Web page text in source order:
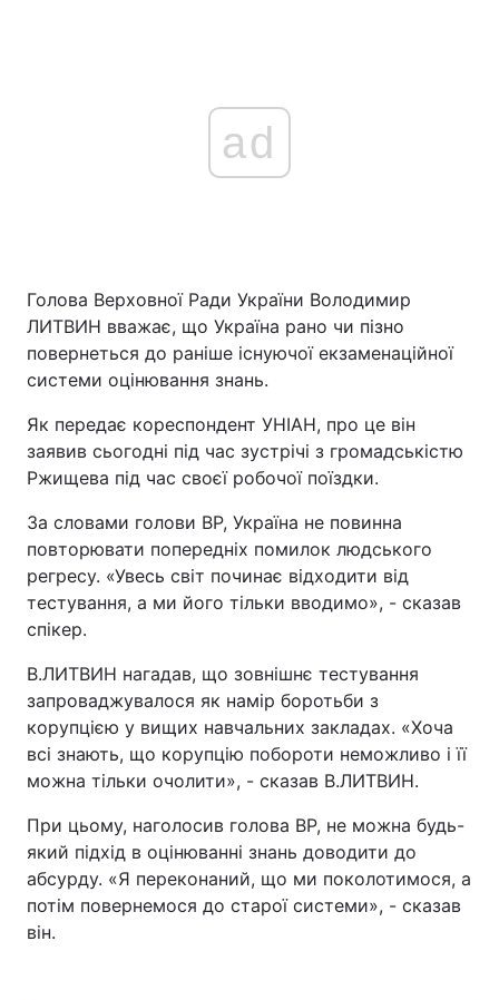
ad
Голова Верховної Ради України Володимир
ЛИТВИН вважає, що Україна рано чи пізно
повернеться до раніше існуючої екзаменаційної
системи оцінювання знань.
Як передає кореспондент УНІАН, про це він
заявив сьогодні під час зустрічі з громадськістю
Ржищева під час своєї робочої поїздки.
За словами голови ВР, Україна не повинна
повторювати попередніх помилок людського
регресу. «Увесь світ починає відходити від
тестування, а ми його тільки вводимо», - сказав
спікер.
В.ЛИТВИН нагадав, що зовнішнє тестування
запроваджувалося як намір боротьби з
корупцією у вищих навчальних закладах. «Хоча
всі знають, що корупцію побороти неможливо і її
можна тільки очолити», - сказав В.ЛИТВИН.
При цьому, наголосив голова ВР, не можна будь-
який підхід в оцінюванні знань доводити до
абсурду. «Я переконаний, що ми поколотимося, а
потім повернемося до старої системи», - сказав
він.